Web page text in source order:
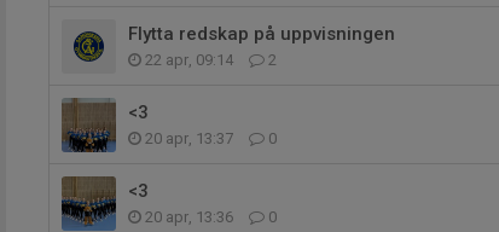
Flytta redskap på uppvisningen
22 apr, 09:14 2
<3
20 apr, 13:37 0
<3
20 apr, 13:36 0